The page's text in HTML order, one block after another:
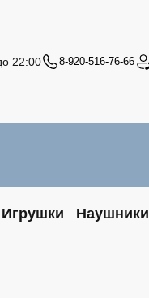
22:00 8-920-516-76-66
Игрушки Наушники